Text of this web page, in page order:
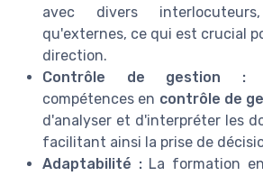
avec divers
qu'externes, ce qui est crucial
direction.
Contrôle de gestion :
compétences en contrôle de
d'analyser et d'interpréter les
facilitant ainsi la prise de
Adaptabilité :La formation en